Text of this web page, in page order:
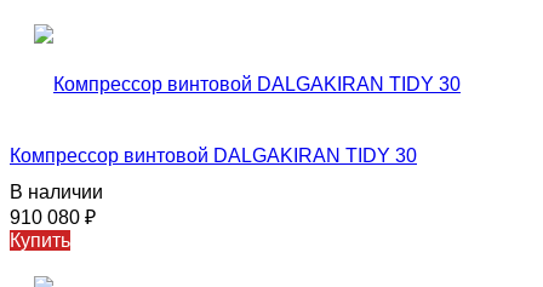
Компрессор винтовой DALGAKIRAN TIDY 30
В наличии
910 080 ₽
Купить